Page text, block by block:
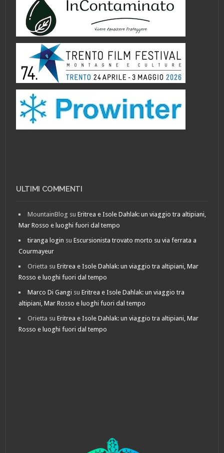
ULTIMI COMMENTI
MountainBlog suEritrea e Isole Dahlak: un viaggio tra altipiani,
Mar Rosso e luoghi fuori dal tempo
tiranga login suEscursionista trovato morto su via ferrata a
Courmayeur
Orietta suEritrea e Isole Dahlak: un viaggio tra altipiani, Mar
Rosso e luoghi fuori dal tempo
Marco Di Gangi suEritrea e Isole Dahlak: un viaggio tra
altipiani, Mar Rosso e luoghi fuori dal tempo
Orietta suEritrea e Isole Dahlak: un viaggio tra altipiani, Mar
Rosso e luoghi fuori dal tempo